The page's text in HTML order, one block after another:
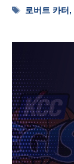
Tags
로버트 카터 ,